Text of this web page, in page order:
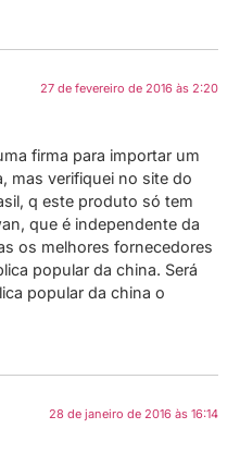
27 de fevereiro de 2016 às 2:20
firma para importar um
mas verifiquei no site do
q este produto só tem
que é independente da
os melhores fornecedores
popular da china. Será
popular da china o
28 de janeiro de 2016 às 16:14